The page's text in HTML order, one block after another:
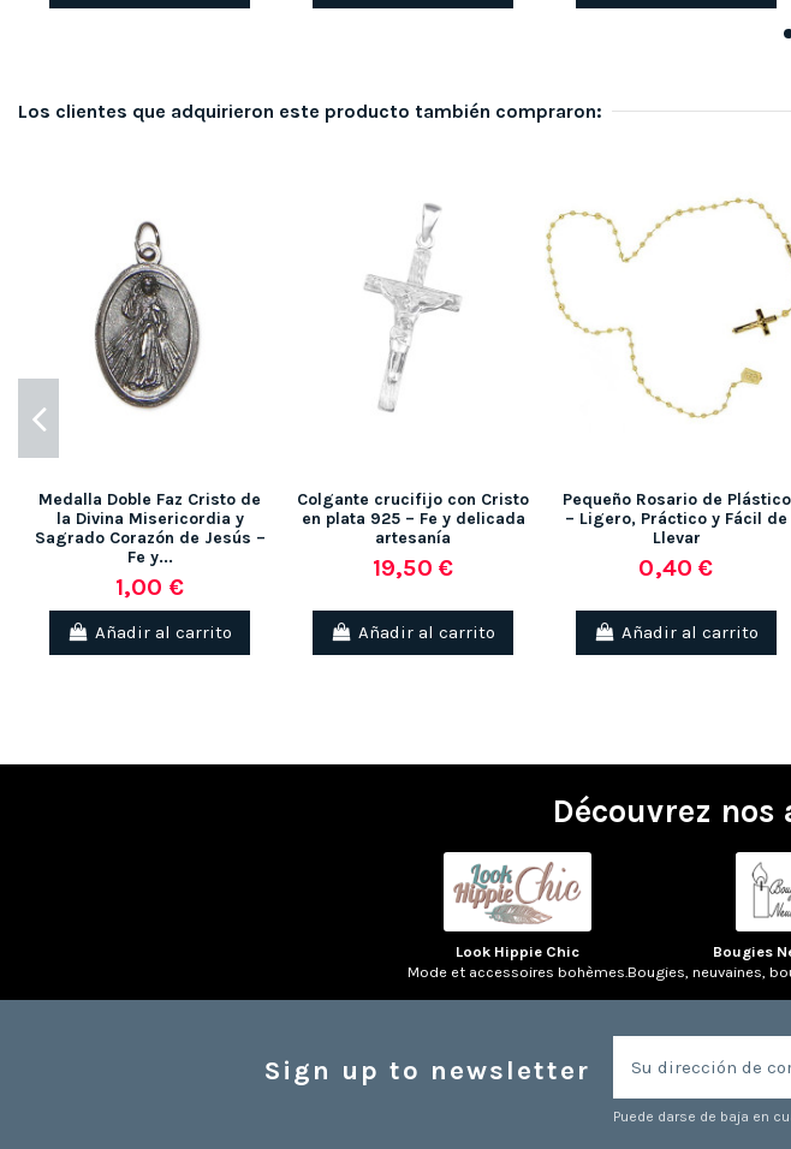
Los clientes que adquirieron este producto también compraron:
Medalla Doble Faz Cristo de
la Divina Misericordia y
Sagrado Corazón de Jesús –
Fe y...
1,00 €
Añadir al carrito
Colgante crucifijo con Cristo
en plata 925 – Fe y delicada
artesanía
19,50 €
Añadir al carrito
Pequeño Rosario de Plástico
– Ligero, Práctico y Fácil de
Llevar
0,40 €
Añadir al carrito
Découvrez
Look Hippie Chic
Mode et accessoires bohèmes.
Bougies
Bougies, neuvaines,
Sign up to newsletter
Puede darse de baja en